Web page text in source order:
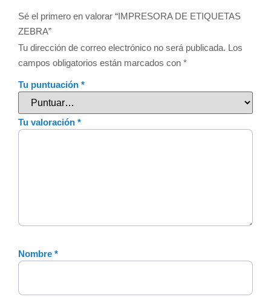
Sé el primero en valorar “IMPRESORA DE ETIQUETAS
ZEBRA”
Tu dirección de correo electrónico no será publicada. Los
campos obligatorios están marcados con *
Tu puntuación *
Tu valoración *
Nombre *